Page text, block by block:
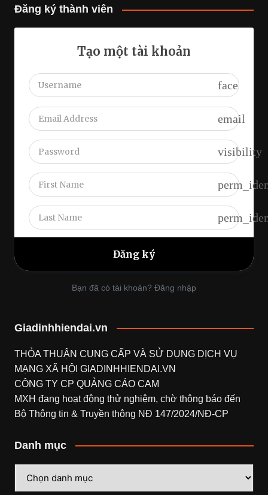
Đăng ký thành viên
Tạo một tài khoản
face
email
visibility
Bạn đã có tài khoản? Đăng nhập
Giadinhhiendai.vn
THỎA THUẬN CUNG CẤP VÀ SỬ DỤNG DỊCH VỤ
MẠNG XÃ HỘI GIADINHHIENDAI.VN
CÔNG TY CP QUẢNG CÁO CAM
MXH đang hoạt động thử nghiệm, chờ thông báo đến
Bộ Thông tin & Truyền thông NĐ 147/2024/NĐ-CP
Danh mục
mục